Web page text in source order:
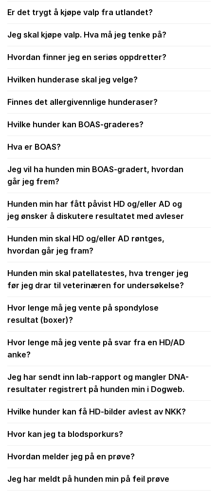
Er det trygt å kjøpe valp fra utlandet?
Jeg skal kjøpe valp. Hva må jeg tenke på?
Hvordan finner jeg en seriøs oppdretter?
Hvilken hunderase skal jeg velge?
Finnes det allergivennlige hunderaser?
Hvilke hunder kan BOAS-graderes?
Hva er BOAS?
Jeg vil ha hunden min BOAS-gradert, hvordan
går jeg frem?
Hunden min har fått påvist HD og/eller AD og
jeg ønsker å diskutere resultatet med avleser
Hunden min skal HD og/eller AD røntges,
hvordan går jeg fram?
Hunden min skal patellatestes, hva trenger jeg
før jeg drar til veterinæren for undersøkelse?
Hvor lenge må jeg vente på spondylose
resultat (boxer)?
Hvor lenge må jeg vente på svar fra en HD/AD
anke?
Jeg har sendt inn lab-rapport og mangler DNA-
resultater registrert på hunden min i Dogweb.
Hvilke hunder kan få HD-bilder avlest av NKK?
Hvor kan jeg ta blodsporkurs?
Hvordan melder jeg på en prøve?
Jeg har meldt på hunden min på feil prøve